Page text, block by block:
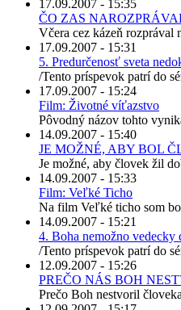
17.09.2007 - 15:35
ČO ZAS
Včera cez kázeň
17.09.2007 - 15:31
5. Predurčenosť sveta
/Tento príspevok patrí do
17.09.2007 - 15:24
Film: Životné víťazstvo
Pôvodný názov tohto
14.09.2007 - 15:40
JE MOŽNÉ, ABY BOL
Je možné, aby človek žil
14.09.2007 - 15:33
Film: Veľké Ticho
Na film Veľké ticho som
14.09.2007 - 15:21
4. Boha nemožno vedecky
/Tento príspevok patrí do
12.09.2007 - 15:26
PREČO NÁS BOH
Prečo Boh nestvoril